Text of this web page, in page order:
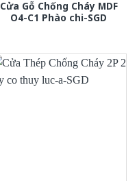
Cửa Gỗ Chống Cháy MDF
O4-C1 Phào chi-SGD